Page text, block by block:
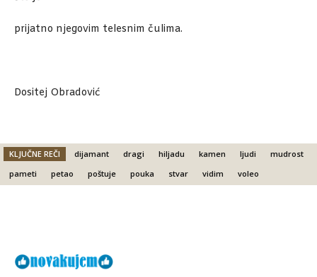
prijatno njegovim telesnim čulima.
Dositej Obradović
KLJUČNE REČI dijamant dragi hiljadu kamen ljudi
mudrost
pameti
petao poštuje pouka stvar vidim voleo